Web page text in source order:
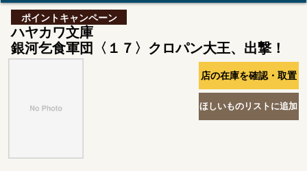
ポイントキャンペーン
ハヤカワ文庫
銀河乞食軍団〈１７〉クロパン大王、出撃！